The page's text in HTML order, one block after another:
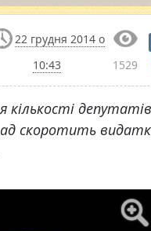
22 грудня 2014 о
10:43
1529
кількості депутатів
скоротить